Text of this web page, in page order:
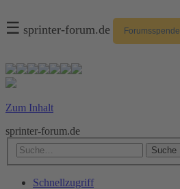
☰ sprinter-forum.de Forumsspende
Zum Inhalt
sprinter-forum.de
Suche
Schnellzugriff